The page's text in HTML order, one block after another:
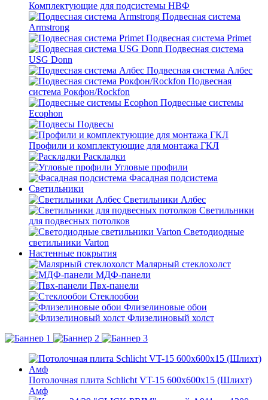
Комплектующие для подсистемы НВФ
Подвесная система
Armstrong
Подвесная система Primet
Подвесная система
USG Donn
Подвесная система Албес
Подвесная
система Рокфон/Rockfon
Подвесные системы
Ecophon
Подвесы
Профили и комплектующие для монтажа ГКЛ
Раскладки
Угловые профили
Фасадная подсистема
Светильники
Светильники Албес
Светильники
для подвесных потолков
Светодиодные
светильники Varton
Настенные покрытия
Малярный стеклохолст
МДФ-панели
Пвх-панели
Стеклообои
Флизелиновые обои
Флизелиновый холст
Потолочная плита Schlicht VT-15 600x600x15 (Шлихт)
Амф